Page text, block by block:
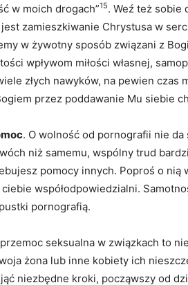
w moich drogach”15. Weź też sobie
zamieszkiwanie Chrystusa w
w żywotny sposób związani z
wpływom miłości własnej,
złych nawyków, na pewien czas
przez poddawanie Mu siebie
. O wolność od pornografii nie da
niż samemu, wspólny trud
pomocy innych. Poproś o nią
współodpowiedzialni.
pornografią.
seksualna w związkach to
żona lub inne kobiety ich
niezbędne kroki, począwszy od